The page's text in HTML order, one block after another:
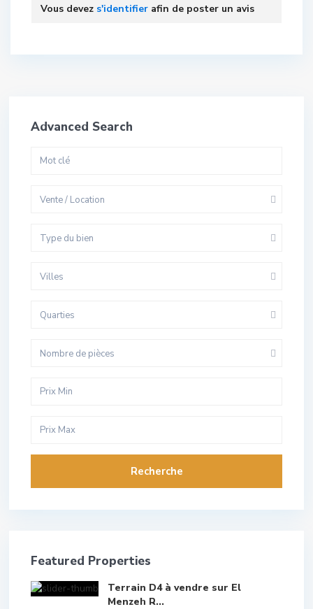
Vous devez s'identifier afin de poster un avis
Advanced Search
Vente / Location
Type du bien
Villes
Quarties
Nombre de pièces
Recherche
Featured Properties
Terrain D4 à vendre sur El
Menzeh R...